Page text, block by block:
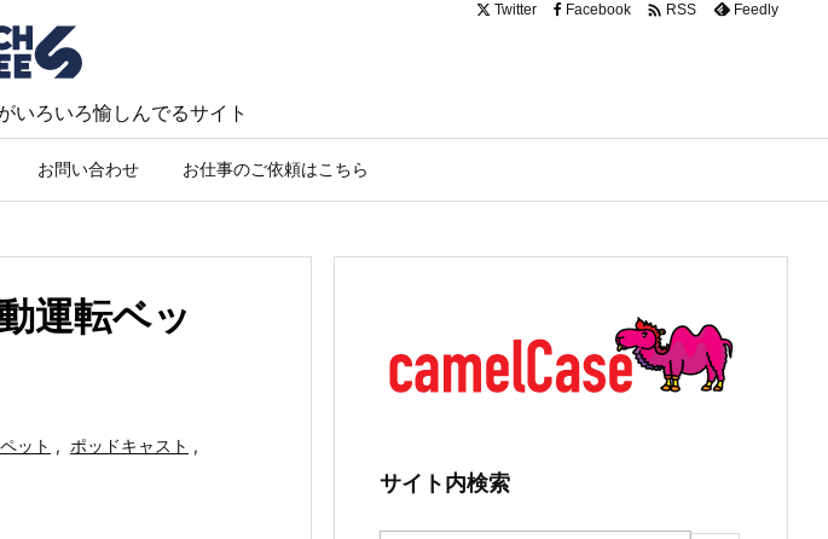
いろいろ愉しんでるサイト
お問い合わせ お仕事のご依頼はこちら
Twitter Facebook  RSS Feedly
運転ベッ
ペット , ポッドキャスト ,
サイト内検索